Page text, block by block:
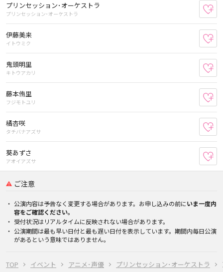
TOP イベント アニメ･声優 プリンセッション･オーケストラ
プリンセッション･オーケストラ
プリンセッション･オーケストラ
伊藤美来
イトウミク
鬼頭明里
キトウアカリ
藤本侑里
フジモトユリ
橘杏咲
タチバナアズサ
葵あずさ
アオイアズサ
ご注意
公演内容は予告なく変更する場合があります。お申し込みの前にいま一度内
容をご確認ください。
受付状況はリアルタイムに反映されない場合があります。
公演期間は最も早い日付と最も遅い日付を表示しています。期間内毎日公演
があるという意味ではありません。